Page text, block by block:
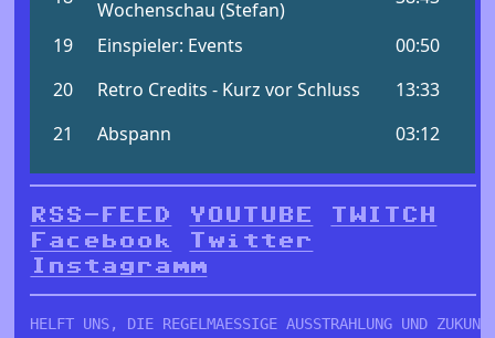
RSS-FEED YOUTUBE
TWITCH
Facebook
Twitter
Instagramm
HELFT UNS, DIE REGELMAESSIGE AUSSTRAHLUNG UND